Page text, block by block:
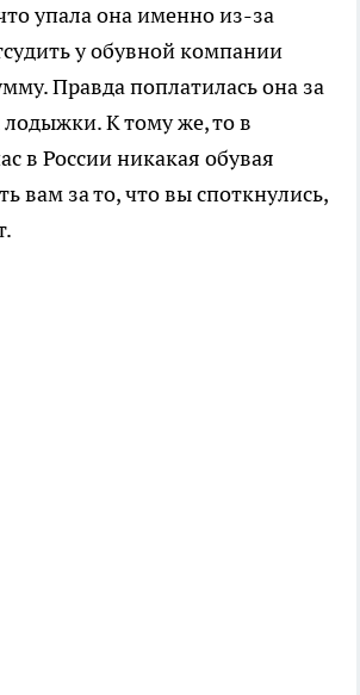
упала она именно из-за
у обувной компании
Правда поплатилась она за
К тому же, то в
в России никакая обувая
вам за то, что вы споткнулись,